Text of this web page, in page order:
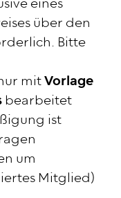
über den
Bitte
mitVorlage
bearbeitet
ist
um
Mitglied)